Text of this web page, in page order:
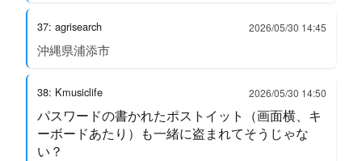
37: agrisearch 2026/05/30 14:45
沖縄県浦添市
38: Kmusiclife 2026/05/30 14:50
パスワードの書かれたポストイット（画面横、キ
ーボードあたり）も一緒に盗まれてそうじゃな
い？